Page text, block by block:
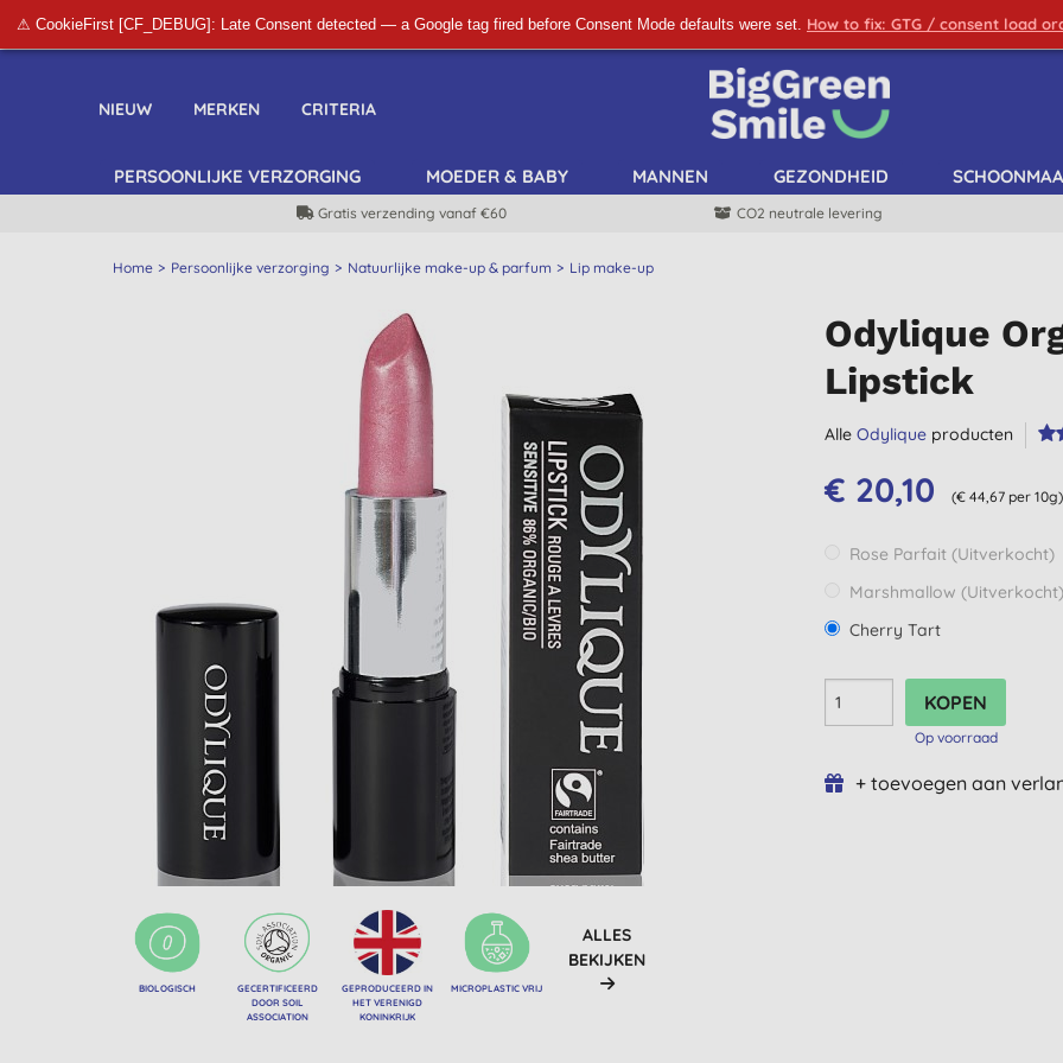
⚠ CookieFirst [CF_DEBUG]: Late Consent detected — a Google tag fired before Consent Mode defaults were set. How to fix: GTG / consent load
SCHRIJF ME IN!
NIEUW MERKEN CRITERIA
PERSOONLIJKE VERZORGING MOEDER & BABY MANNEN GEZONDHEID
Gratis verzending vanaf €60 CO2 neutrale levering
Home Persoonlijke verzorging Natuurlijke make-up & parfum Lip make-up
BIOLOGISCH
GECERTIFICEERD
DOOR SOIL
ASSOCIATION
GEPRODUCEERD IN
HET VERENIGD
KONINKRIJK
MICROPLASTIC VRIJ
ALLES
BEKIJKEN
Odylique
Lipstick
AlleOdylique producten
€ 20,10 (€ 44,67 per 10g)
Rose Parfait(Uitverkocht)
Marshmallow(Uitverkocht)
Cherry Tart
Op voorraad
+ toevoegen aan